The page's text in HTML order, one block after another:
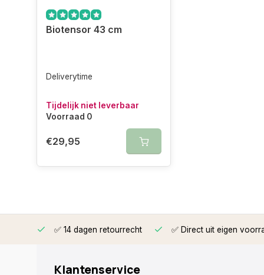
Biotensor 43 cm
Deliverytime
Tijdelijk niet leverbaar
Voorraad 0
€29,95
✅ 14 dagen retourrecht ✅ Direct uit eigen
Klantenservice